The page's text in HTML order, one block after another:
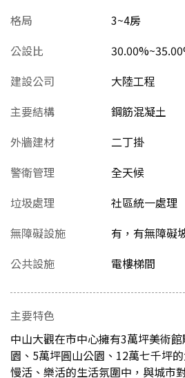
格局
3~4房
公設比
建設公司
大陸工程
主要結構
鋼筋混凝土
外牆建材
二丁掛
警衛管理
全天候
垃圾處理
社區統一處理
無障礙設施
有，有無障礙
公共設施
電樓梯間
主要特色
中山大觀在市中心擁有3萬坪美術
園、5萬坪圓山公園、12萬七千坪
慢活、樂活的生活氛圍中，與城市